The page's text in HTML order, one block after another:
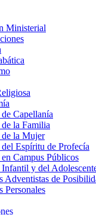
Ministerial
Capellanía
la Familia
la Mujer
Espíritu de Profecía
Campus Públicos
y del
Adventistas de
Personales